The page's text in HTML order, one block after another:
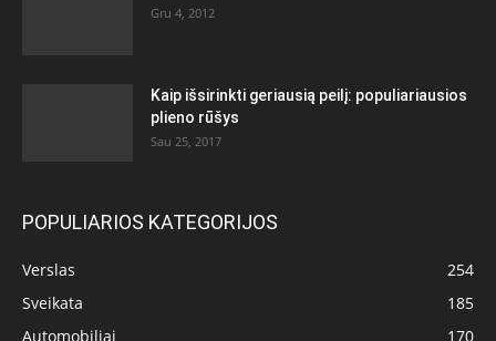
Gru 4, 2012
Kaip išsirinkti geriausią peilį: populiariausios
plieno rūšys
Sau 25, 2017
POPULIARIOS KATEGORIJOS
Verslas
254
Sveikata
185
Automobiliai
170